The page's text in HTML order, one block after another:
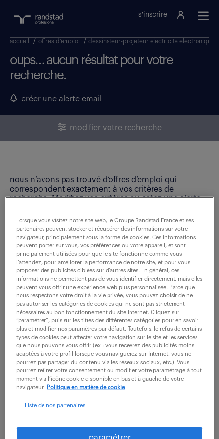
s'inscrire
accueil / offres d'emploi / dessinateur-projeteur electricite electronique
oups… aucun résultat pour votre
recherche.
créer une alerte email
modifier votre recherche
nous n’avons pas trouvé d’offres d’emploi qui
correspondent exactement à vos critères de
recherche. Modifiez vos critères ou créez une alerte
ne ratez aucune
opportunité.
recevez chaque semaine par mail les offres qui
correspondent à votre dernière recherche.
créer une alerte
Lorsque vous visitez notre site web, le Groupe Randstad France et ses
partenaires peuvent stocker et récupérer des informations sur votre
navigateur, principalement sous la forme de cookies. Ces informations
peuvent porter sur vous, vos préférences ou votre appareil, et sont
principalement utilisées pour que le site fonctionne comme vous
l’attendez, pour améliorer la performance de notre site, et pour vous
proposer des publicités ciblées sur d’autres sites. En général, ces
informations ne permettent pas de vous identifier directement, mais elles
peuvent vous offrir une expérience web plus personnalisée. Parce que
nous respectons votre droit à la vie privée, vous pouvez choisir de ne
pas autoriser les catégories de cookies qui ne sont pas strictement
nécessaires au bon fonctionnement du site Internet. Cliquez sur
“paramétrer”, puis sur les titres des différentes catégories pour en savoir
plus et modifier nos paramètres par défaut. Toutefois, le refus de certains
types de cookies peut affecter votre navigation sur le site et les services
que nous pouvons vous offrir (ex : vous recevrez des publicités moins
adaptées à votre profil lorsque vous naviguerez sur Internet, vous ne
pourrez pas partager du contenu via les réseaux sociaux, etc.). Vous
pourrez retirer votre consentement ou modifier votre paramétrage à tout
moment via l’icône cookie disponible en bas et à gauche de votre
navigateur.
Politique en matière de cookie
Liste de nos partenaires
paramétrer